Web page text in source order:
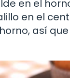
en el
en el
así